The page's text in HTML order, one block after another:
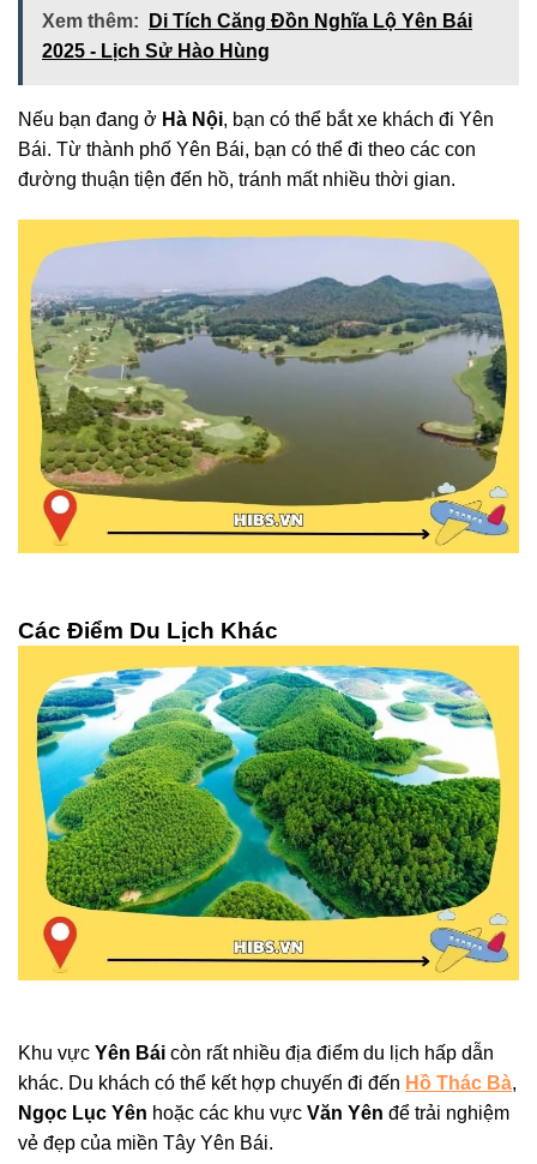
Xem thêm:
Di Tích Căng Đồn Nghĩa Lộ Yên Bái
2025 - Lịch Sử Hào Hùng
Nếu bạn đang ở Hà Nội, bạn có thể bắt xe khách đi Yên
Bái. Từ thành phố Yên Bái, bạn có thể đi theo các con
đường thuận tiện đến hồ, tránh mất nhiều thời gian.
Các Điểm Du Lịch Khác
Khu vực Yên Bái còn rất nhiều địa điểm du lịch hấp dẫn
khác. Du khách có thể kết hợp chuyến đi đến Hồ Thác Bà,
Ngọc Lục Yên hoặc các khu vực Văn Yên để trải nghiệm
vẻ đẹp của miền Tây Yên Bái.